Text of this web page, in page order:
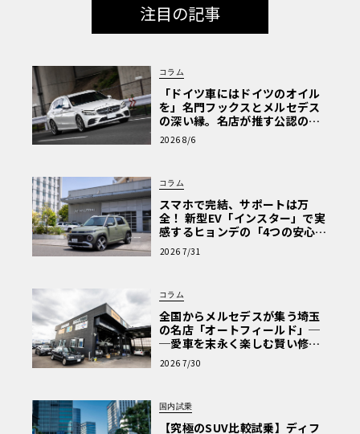
注目の記事
コラム
「ドイツ車にはドイツのオイル
を」名門フックスとメルセデス
の深い縁。名店が推す公認の安
心と、Cクラスで味わうシルキー
な走り〈PR〉
2026 8/6
コラム
スマホで完結、サポートは万
全！ 新型EV「インスター」で実
感するヒョンデの「4つの安心」
【第1回・ヒョンデ6つの疑問：
Why? Hyundai?】〈PR〉
2026 7/31
コラム
全国からメルセデスが集う埼玉
の名店「オートフィールド」─
─愛車を末永く楽しむ賢い修理
術と、プロがフックス製オイル
を選ぶ理由〈PR〉
2026 7/30
国内試乗
【究極のSUV比較試乗】ディフ